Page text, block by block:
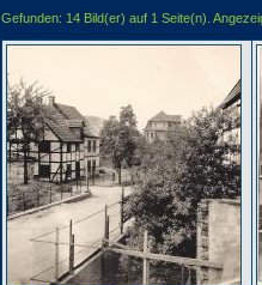
Gefunden: 14 Bild(er) auf 1 Seite(n).